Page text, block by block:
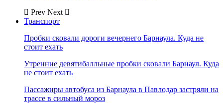
Prev Next
Транспорт
Пробки сковали дороги вечернего Барнаула. Куда не
стоит ехать
Утренние девятибалльные пробки сковали Барнаул. Куда
не стоит ехать
Пассажиры автобуса из Барнаула в Павлодар застряли на
трассе в сильный мороз